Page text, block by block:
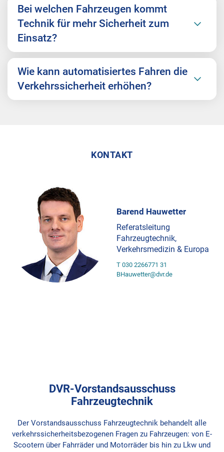
Bei welchen Fahrzeugen kommt
Technik für mehr Sicherheit zum
Einsatz?
Wie kann automatisiertes Fahren die
Verkehrssicherheit erhöhen?
KONTAKT
Barend Hauwetter
Referatsleitung
Fahrzeugtechnik,
Verkehrsmedizin & Europa
T 030 2266771 31
BHauwetter@dvr.de
DVR-Vorstandsausschuss
Fahrzeugtechnik
Der Vorstandsausschuss Fahrzeugtechnik behandelt alle
verkehrssicherheitsbezogenen Fragen zu Fahrzeugen: von E-
Scootern über Fahrräder und Motorräder bis hin zu Lkw und